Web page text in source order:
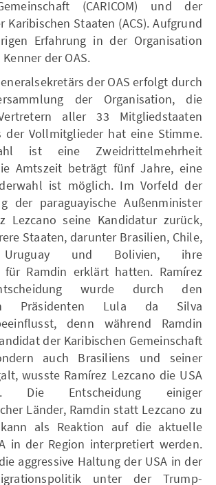
(CARICOM) und der
Karibischen Staaten (ACS). Aufgrund
Erfahrung in der Organisation
der OAS.
der OAS erfolgt durch
der Organisation, die
aller 33 Mitgliedstaaten
der Vollmitglieder hat eine Stimme.
ist eine Zweidrittelmehrheit
Amtszeit beträgt fünf Jahre, eine
ist möglich. Im Vorfeld der
der paraguayische Außenminister
Lezcano seine Kandidatur zurück,
Staaten, darunter Brasilien, Chile,
Uruguay und Bolivien, ihre
für Ramdin erklärt hatten. Ramírez
wurde durch den
Präsidenten Lula da Silva
denn während Ramdin
der Karibischen Gemeinschaft
auch Brasiliens und seiner
wusste Ramírez Lezcano die USA
Die Entscheidung einiger
Länder, Ramdin statt Lezcano zu
als Reaktion auf die aktuelle
in der Region interpretiert werden.
aggressive Haltung der USA in der
unter der Trump-